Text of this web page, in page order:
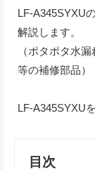
LF-A345SYXU
解説します。
（ポタポタ水
等の補修部品）
LF-A345SYXU
目次